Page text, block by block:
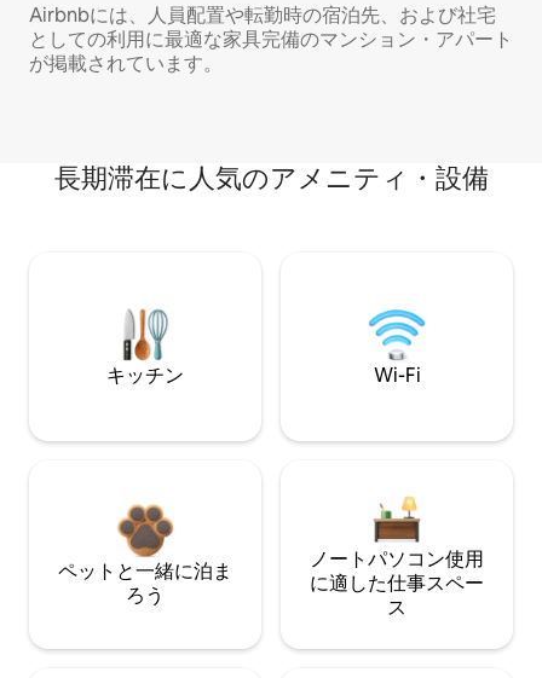
Airbnbには、人員配置や転勤時の宿泊先、および社宅
としての利用に最適な家具完備のマンション・アパート
が掲載されています。
長期滞在に人気のアメニティ・設備
キッチン Wi-Fi
ペットと一緒に泊ま
ろう
ノートパソコン使用
に適した仕事スペー
ス